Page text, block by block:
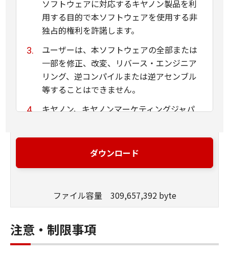
ソフトウェアに対応するキヤノン製品を利
用する目的で本ソフトウェアを使用する非
独占的権利を許諾します。
ユーザーは、本ソフトウェアの全部または
一部を修正、改変、リバース・エンジニア
リング、逆コンパイルまたは逆アセンブル
等することはできません。
キヤノン、キヤノンマーケティングジャパ
は、本ソフトウェアがユーザーの特定の目
的のために適当であること、もしくは有用
ていかなる保証もいたしません。
キヤノン、キヤノンマーケティングジャパ
ン株式会社およびキヤノンのライセンサー
は、本ソフトウェアの使用に付随または関
連して生ずる直接的または間接的な損失、
ダウンロード
ファイル容量 309,657,392 byte
注意・制限事項